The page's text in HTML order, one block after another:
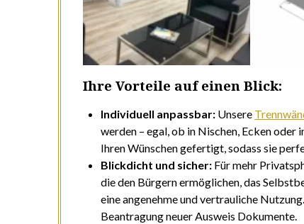
Ihre Vorteile auf einen Blick:
Individuell anpassbar: Unsere
werden – egal, ob in Nischen, Ecken oder
Ihren Wünschen gefertigt, sodass sie
Blickdicht und sicher: Für mehr
die den Bürgern ermöglichen, das
eine angenehme und vertrauliche
Beantragung neuer Ausweis Dokumente.